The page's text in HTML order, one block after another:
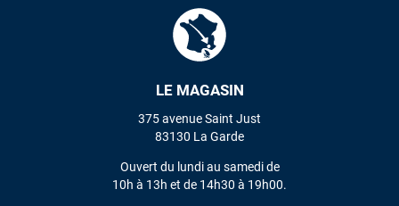
LE MAGASIN
375 avenue Saint Just
83130 La Garde
Ouvert du lundi au samedi de
10h à 13h et de 14h30 à 19h00.
LAISSER UN AVIS